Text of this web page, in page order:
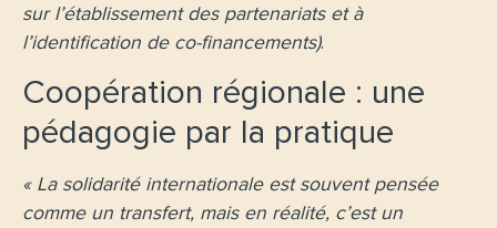
sur l’établissement des partenariats et à
l’identification de co-financements).
Coopération régionale : une
pédagogie par la pratique
« La solidarité internationale est souvent pensée
comme un transfert, mais en réalité, c’est un